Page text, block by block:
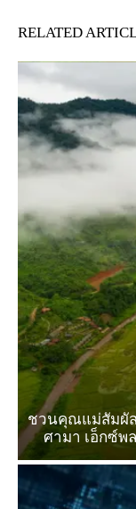
RELATED
ชวนคุณแม่สัมผั
ศามา เอ็กซ์พ